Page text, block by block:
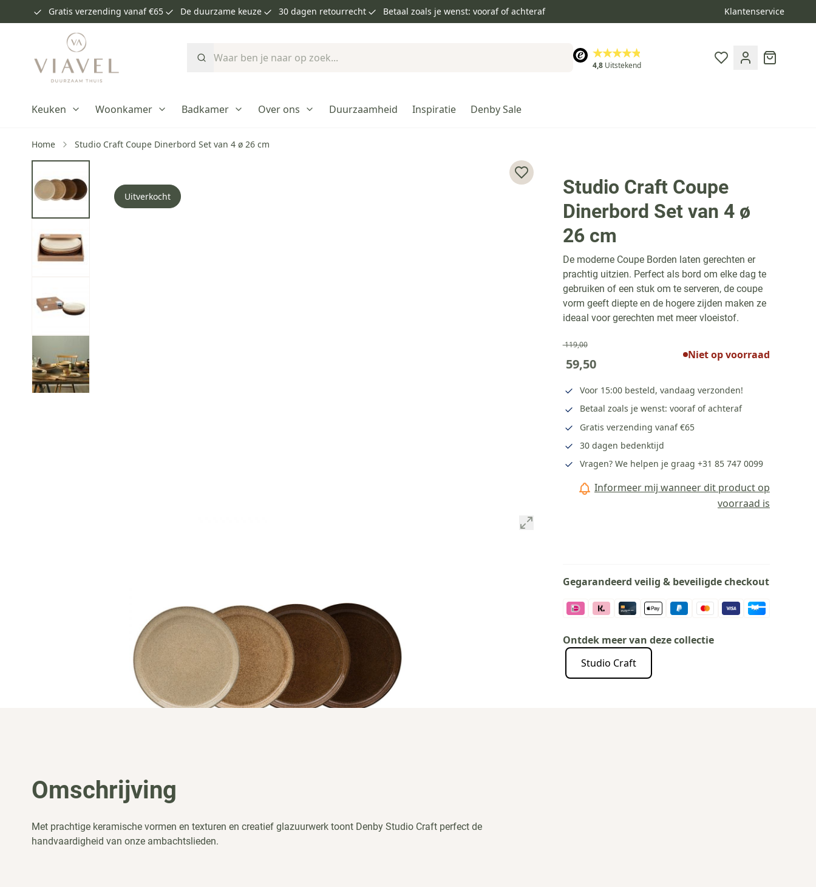
Gratis verzending vanaf €65 De duurzame keuze 30 dagen retourrecht Betaal zoals je wenst: vooraf of achteraf Klantenservice
Ga naar de inhoud
4,8 Uitstekend
Cart
Keuken Woonkamer Badkamer Over ons Duurzaamheid Inspiratie Denby Sale
Home Studio Craft Coupe Dinerbord Set van 4 ø 26 cm
Uitverkocht
Voeg toe aan verlanglijst
Studio Craft Coupe
Dinerbord Set van 4 ø
26 cm
De moderne Coupe Borden laten gerechten er
prachtig uitzien. Perfect als bord om elke dag te
gebruiken of een stuk om te serveren, de coupe
vorm geeft diepte en de hogere zijden maken ze
ideaal voor gerechten met meer vloeistof.
119,00
59,50
Niet op voorraad
Voor 15:00 besteld, vandaag verzonden!
Betaal zoals je wenst: vooraf of achteraf
Gratis verzending vanaf €65
30 dagen bedenktijd
Vragen? We helpen je graag +31 85 747 0099
Informeer mij wanneer dit product op
voorraad is
Gegarandeerd veilig & beveiligde checkout
Ontdek meer van deze collectie
Studio Craft
Omschrijving
Met prachtige keramische vormen en texturen en creatief glazuurwerk toont Denby Studio Craft perfect de
handvaardigheid van onze ambachtslieden.